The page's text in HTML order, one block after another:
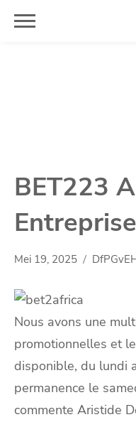
Skip
BET223
Mei 19, 2025
Nous avons une
promotionnelles et
disponible, du lundi
permanence le
commente Aristide